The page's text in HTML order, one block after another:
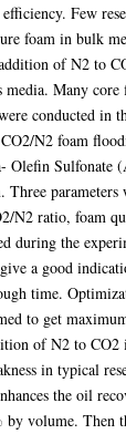
Few
foam in bulk
of N2 to
Many
conducted in
N2 foam
Olefin Sulfonate
Three
N2 ratio, foam
during the
a good
time.
to get
of N2 to CO2
in typical
the oil
by volume. Then